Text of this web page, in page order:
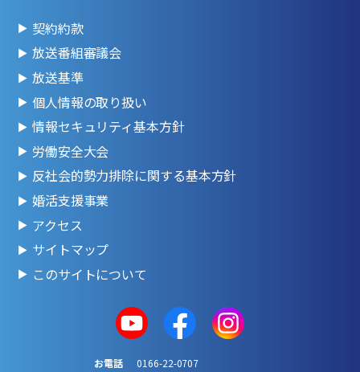
契約約款
放送番組審議会
放送基準
個人情報の取り扱い
情報セキュリティ基本方針
労働安全大会
反社会的勢力排除に関する基本方針
婚活支援事業
アクセス
サイトマップ
このサイトについて
お電話
0166-22-0707